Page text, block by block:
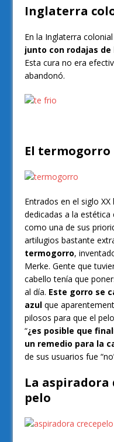
Inglaterra
En la Inglaterra
junto con rodajas
Esta cura no era
abandonó.
El termogorro
Entrados en el siglo
dedicadas a la estética
como una de sus
artilugios bastante
termogorro,
Merke. Gente que
cabello tenía que
al día. Este gorro se
azul que
pilosos para que el
“¿es posible que
un remedio para la
de sus usuarios fue
La aspiradora
pelo